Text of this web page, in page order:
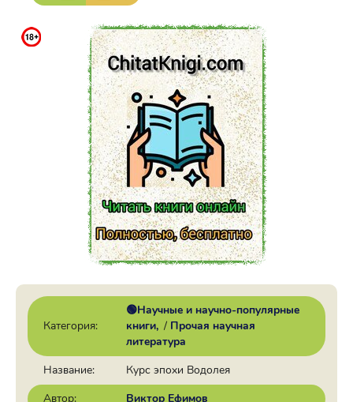
Категория:
🟢Научные и научно-популярные
книги / Прочая научная
литература
Название:
Курс эпохи Водолея
Автор:
Виктор Ефимов